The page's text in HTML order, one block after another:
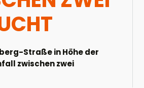
Straße in Höhe der
zwischen zwei